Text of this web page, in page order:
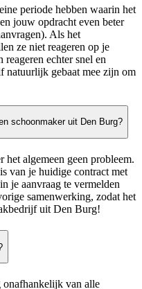
periode hebben waarin het
jouw opdracht even beter
Als het
ze niet reageren op je
reageren echter snel en
natuurlijk gebaat mee zijn om
schoonmaker uit Den Burg?
het algemeen geen probleem.
van je huidige contract met
je aanvraag te vermelden
samenwerking, zodat het
uit Den Burg!
onafhankelijk van alle